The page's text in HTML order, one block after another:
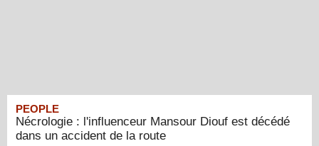
PEOPLE
Nécrologie : l'influenceur Mansour Diouf est décédé
dans un accident de la route